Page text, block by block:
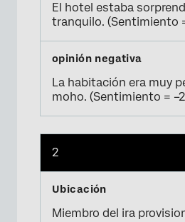
El hotel estaba
tranquilo. (Sentimiento
La habitación era muy
moho. (Sentimiento =
2
Miembro del ira